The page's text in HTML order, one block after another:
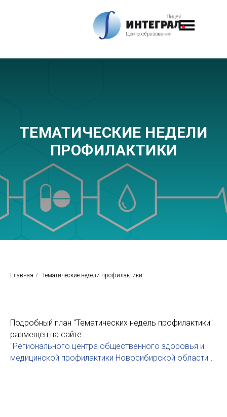
ТЕМАТИЧЕСКИЕ НЕДЕЛИ
ПРОФИЛАКТИКИ
Главная / Тематические недели профилактики
Подробный план "Тематических недель профилактики"
размещен на сайте:
"Регионального центра общественного здоровья и
медицинской профилактики Новосибирской области".